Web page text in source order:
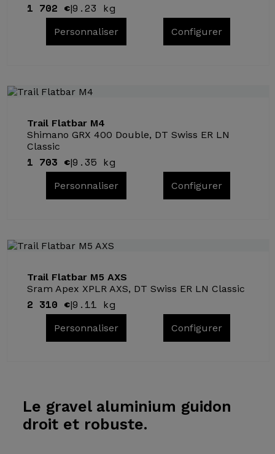
1 702 €|9.23 kg
Personnaliser Configurer
Trail Flatbar M4
Shimano GRX 400 Double, DT Swiss ER LN
Classic
1 703 €|9.35 kg
Personnaliser Configurer
Trail Flatbar M5 AXS
Sram Apex XPLR AXS, DT Swiss ER LN Classic
2 310 €|9.11 kg
Personnaliser Configurer
Le gravelaluminium guidon
droit et robuste.